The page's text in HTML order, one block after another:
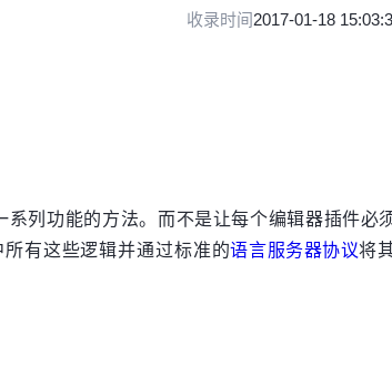
收录时间2017-01-18
列功能的方法。而不是让每个编辑器插件必
有这些逻辑并通过标准的语言服务器协议将